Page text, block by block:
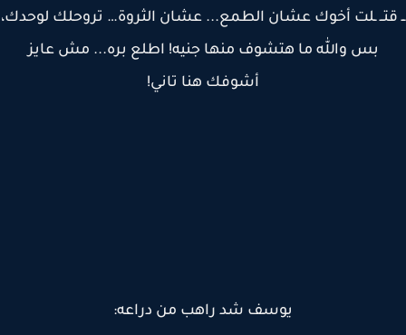
قتــ ـلت أخوك عشان الطمع... عشان الثروة… تروحلك لوحدك،
بس والله ما هتشوف منها جنيه! اطلع بره... مش عايز
أشوفك هنا تاني!
يوسف شد راهب من دراعه: